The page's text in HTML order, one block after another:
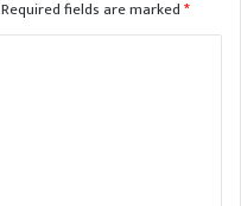
Required fields are marked*